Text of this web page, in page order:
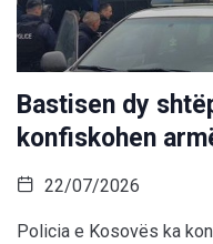
Bastisen dy
konfiskohen
22/07/2026
Policia e Kosovës ka